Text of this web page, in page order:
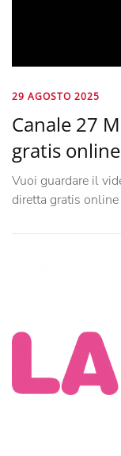
29 AGOSTO 2025
Canale 27
gratis
Vuoi guardare il
diretta gratis